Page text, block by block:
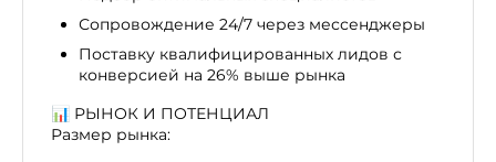
Сопровождение 24/7 через мессенджеры
Поставку квалифицированных лидов с
конверсией на 26% выше рынка
📊 РЫНОК И ПОТЕНЦИАЛ
Размер рынка: